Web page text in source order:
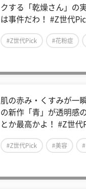
クする「乾燥さん」の
は事件だわ！ #Z世代
#Z世代Pick #花粉症
肌の赤み・くすみが一
の新作「青」が透明感
とか最高かよ！ #Z世代
#Z世代Pick #美容